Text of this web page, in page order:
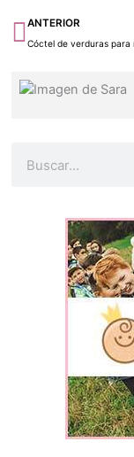
Ant
ANTERIOR